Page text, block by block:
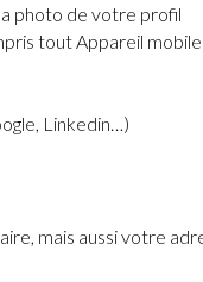
photo de votre profil
tout Appareil mobile
Linkedin…)
mais aussi votre